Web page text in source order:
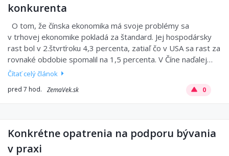
konkurenta
O tom, že čínska ekonomika má svoje problémy sa
v trhovej ekonomike pokladá za štandard. Jej hospodársky
rast bol v 2.štvrťroku 4,3 percenta, zatiaľ čo v USA sa rast za
rovnaké obdobie spomalil na 1,5 percenta. V Číne naďalej…
Čítať celý článok
pred 7 hod. ZemaVek.sk 0
Konkrétne opatrenia na podporu bývania
v praxi